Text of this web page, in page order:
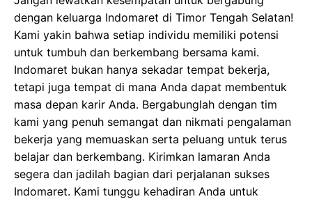
dengan keluarga Indomaret di Timor Tengah Selatan!
Kami yakin bahwa setiap individu memiliki potensi
untuk tumbuh dan berkembang bersama kami.
Indomaret bukan hanya sekadar tempat bekerja,
tetapi juga tempat di mana Anda dapat membentuk
masa depan karir Anda. Bergabunglah dengan tim
kami yang penuh semangat dan nikmati pengalaman
bekerja yang memuaskan serta peluang untuk terus
belajar dan berkembang. Kirimkan lamaran Anda
segera dan jadilah bagian dari perjalanan sukses
Indomaret. Kami tunggu kehadiran Anda untuk